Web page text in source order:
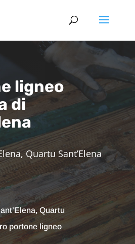
ligneo
di
Quartu Sant’Elena
Quartu
portone ligneo